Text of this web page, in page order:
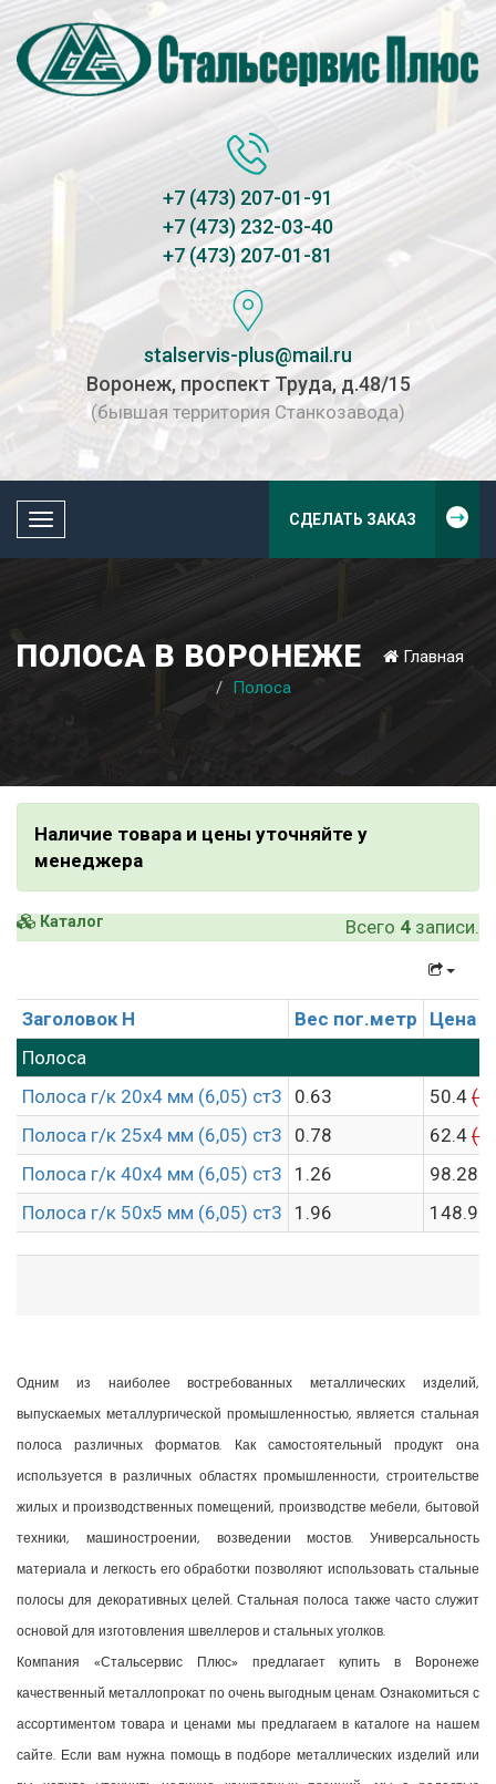
+7 (473) 207-01-91
+7 (473) 232-03-40
+7 (473) 207-01-81
stalservis-plus@mail.ru
Воронеж, проспект Труда, д.48/15
(бывшая территория Станкозавода)
Toggle
СДЕЛАТЬ ЗАКАЗ
ПОЛОСА В ВОРОНЕЖЕ
Главная
Полоса
Наличие товара и цены уточняйте у
менеджера
Всего 4 записи.
Каталог
Заголовок H Вес пог.метр
Цена
Полоса
Полоса г/к 20х4 мм (6,05) ст3
0.63 50.4
Полоса г/к 25х4 мм (6,05) ст3
0.78 62.4
Полоса г/к 40х4 мм (6,05) ст3
1.26 98.28
Полоса г/к 50х5 мм (6,05) ст3
1.96 148.96
Одним из наиболее востребованных металлических изделий,
выпускаемых металлургической промышленностью, является стальная
полоса различных форматов. Как самостоятельный продукт она
используется в различных областях промышленности, строительстве
жилых и производственных помещений, производстве мебели, бытовой
техники, машиностроении, возведении мостов. Универсальность
материала и легкость его обработки позволяют использовать стальные
полосы для декоративных целей. Стальная полоса также часто служит
основой для изготовления швеллеров и стальных уголков.
Компания «Стальсервис Плюс» предлагает купить в Воронеже
качественный металлопрокат по очень выгодным ценам. Ознакомиться с
ассортиментом товара и ценами мы предлагаем в каталоге на нашем
сайте. Если вам нужна помощь в подборе металлических изделий или